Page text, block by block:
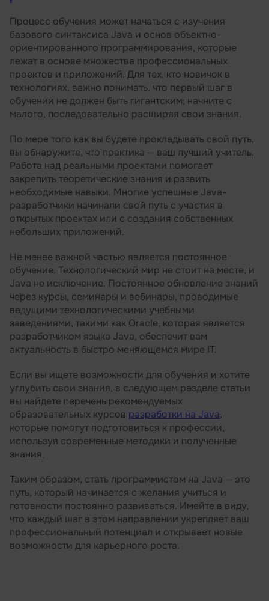
Процесс обучения может начаться с изучения
базового синтаксиса Java и основ объектно-
ориентированного программирования, которые
лежат в основе множества профессиональных
проектов и приложений. Для тех, кто новичок в
технологиях, важно понимать, что первый шаг в
обучении не должен быть гигантским; начните с
малого, последовательно расширяя свои знания.
По мере того как вы будете прокладывать свой путь,
вы обнаружите, что практика — ваш лучший учитель.
Работа над реальными проектами помогает
закрепить теоретические знания и развить
необходимые навыки. Многие успешные Java-
разработчики начинали свой путь с участия в
открытых проектах или с создания собственных
небольших приложений.
Не менее важной частью является постоянное
обучение. Технологический мир не стоит на месте, и
Java не исключение. Постоянное обновление знаний
через курсы, семинары и вебинары, проводимые
ведущими технологическими учебными
заведениями, такими как Oracle, которая является
разработчиком языка Java, обеспечит вам
актуальность в быстро меняющемся мире IT.
Если вы ищете возможности для обучения и хотите
углубить свои знания, в следующем разделе статьи
вы найдете перечень рекомендуемых
образовательных курсов разработки на Java,
которые помогут подготовиться к профессии,
используя современные методики и полученные
знания.
Таким образом, стать программистом на Java — это
путь, который начинается с желания учиться и
готовности постоянно развиваться. Имейте в виду,
что каждый шаг в этом направлении укрепляет ваш
профессиональный потенциал и открывает новые
возможности для карьерного роста.